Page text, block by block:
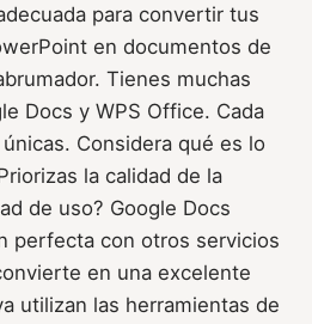
para convertir tus
en documentos de
Tienes muchas
Docs y WPS Office. Cada
Considera qué es lo
la calidad de la
de uso? Google Docs
perfecta con otros servicios
en una excelente
utilizan las herramientas de